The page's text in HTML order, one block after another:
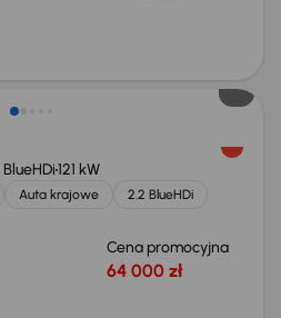
121 kW
Auta krajowe
2.2 BlueHDi
Cena promocyjna
64 000 zł